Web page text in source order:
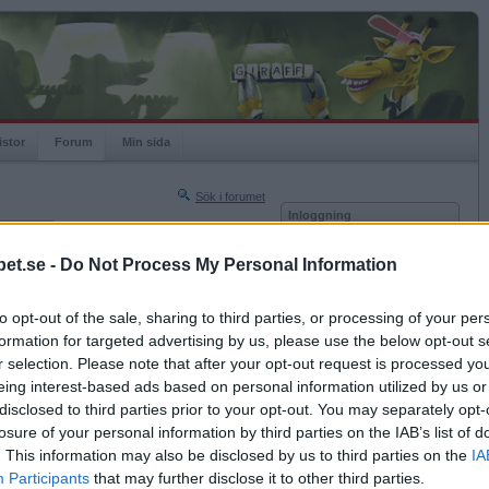
- Do Not Process My Personal Information
opt-out of the sale, sharing to third parties, or processing of your
for targeted advertising by us, please use the below opt-out
selection. Please note that after your opt-out request is processed
interest-based ads based on personal information utilized by us
to third parties prior to your opt-out. You may separately
of your personal information by third parties on the IAB’s list of
This information may also be disclosed by us to third parties on the
Participants that may further disclose it to other third parties.
Forum Min sida
Sök i forumet
Nästa sida »
2022-02-11 14:29
dejt vilt till, saker och ting spårade ur,
till?
Inloggning
Kom ihåg mig
Glömt ditt lösenord?
Få ny aktiveringslänk
Betapet är gratis!